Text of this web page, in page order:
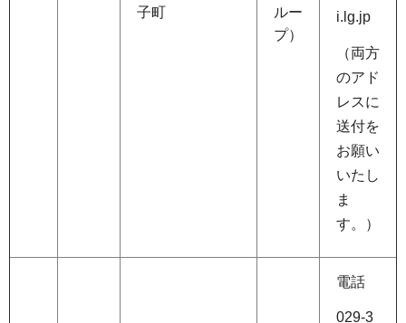
子町
ルー
プ）
i.lg.jp
（両方
のアド
レスに
送付を
お願い
いたし
ま
す。）
電話
029-3